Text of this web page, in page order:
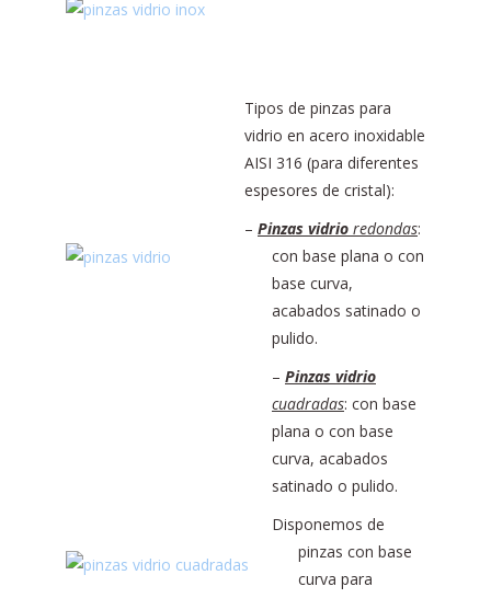
Tipos de pinzas para
vidrio en acero inoxidable
AISI 316 (para diferentes
espesores de cristal):
– Pinzas vidrio redondas:
con base plana o con
base curva,
acabados satinado o
pulido.
– Pinzas vidrio
cuadradas: con base
plana o con base
curva, acabados
satinado o pulido.
Disponemos de
pinzas con base
curva para